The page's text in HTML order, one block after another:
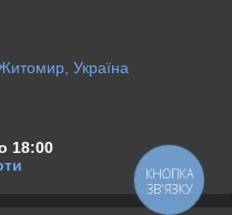
Україна
18:00
КНОПКА
ЗВ'ЯЗКУ